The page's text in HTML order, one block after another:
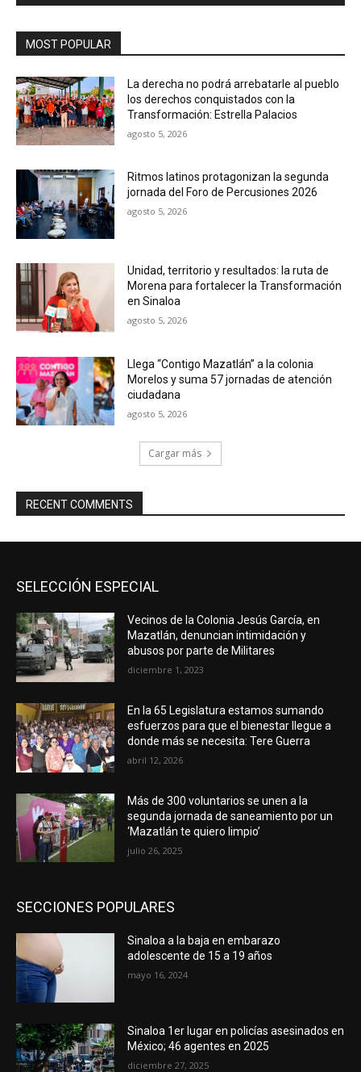
MOST POPULAR
La derecha no podrá arrebatarle al pueblo
los derechos conquistados con la
Transformación: Estrella Palacios
agosto 5, 2026
Ritmos latinos protagonizan la segunda
jornada del Foro de Percusiones 2026
agosto 5, 2026
Unidad, territorio y resultados: la ruta de
Morena para fortalecer la Transformación
en Sinaloa
agosto 5, 2026
Llega “Contigo Mazatlán” a la colonia
Morelos y suma 57 jornadas de atención
ciudadana
agosto 5, 2026
Cargar más
RECENT COMMENTS
SELECCIÓN ESPECIAL
Vecinos de la Colonia Jesús García, en
Mazatlán, denuncian intimidación y
abusos por parte de Militares
diciembre 1, 2023
En la 65 Legislatura estamos sumando
esfuerzos para que el bienestar llegue a
donde más se necesita: Tere Guerra
abril 12, 2026
Más de 300 voluntarios se unen a la
segunda jornada de saneamiento por un
‘Mazatlán te quiero limpio’
julio 26, 2025
SECCIONES POPULARES
Sinaloa a la baja en embarazo
adolescente de 15 a 19 años
mayo 16, 2024
Sinaloa 1er lugar en policías asesinados en
México; 46 agentes en 2025
diciembre 27, 2025